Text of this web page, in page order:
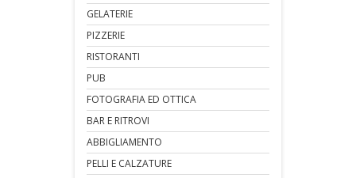
GELATERIE
PIZZERIE
RISTORANTI
PUB
FOTOGRAFIA ED OTTICA
BAR E RITROVI
ABBIGLIAMENTO
PELLI E CALZATURE